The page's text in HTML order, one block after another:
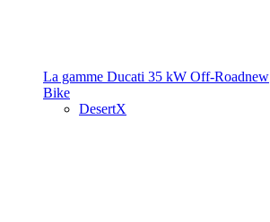
La gamme Ducati 35 kW Off-Roadnew
Bike
DesertX